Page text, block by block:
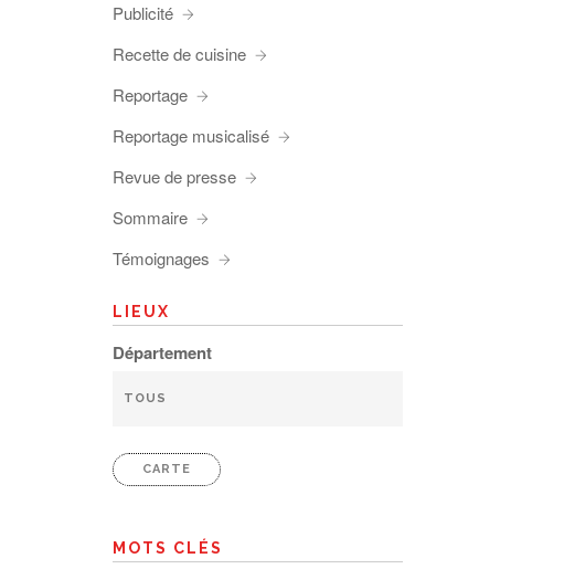
Publicité
Recette de cuisine
Reportage
Reportage musicalisé
Revue de presse
Sommaire
Témoignages
LIEUX
Département
CARTE
MOTS CLÉS